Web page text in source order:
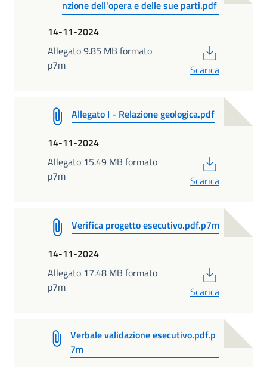
nzione dell'opera e delle sue parti.pdf
14-11-2024
Allegato 9.85 MB formato
p7m
Scarica
Allegato I - Relazione geologica.pdf
14-11-2024
Allegato 15.49 MB formato
p7m
Scarica
Verifica progetto esecutivo.pdf.p7m
14-11-2024
Allegato 17.48 MB formato
p7m
Scarica
Verbale validazione esecutivo.pdf.p
7m